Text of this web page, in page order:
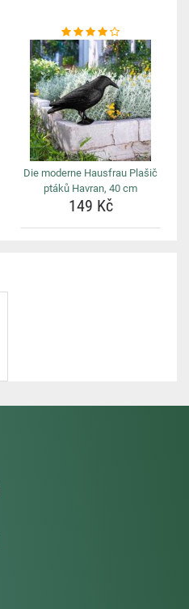
Die moderne Hausfrau Plašič
ptáků Havran, 40 cm
149 Kč